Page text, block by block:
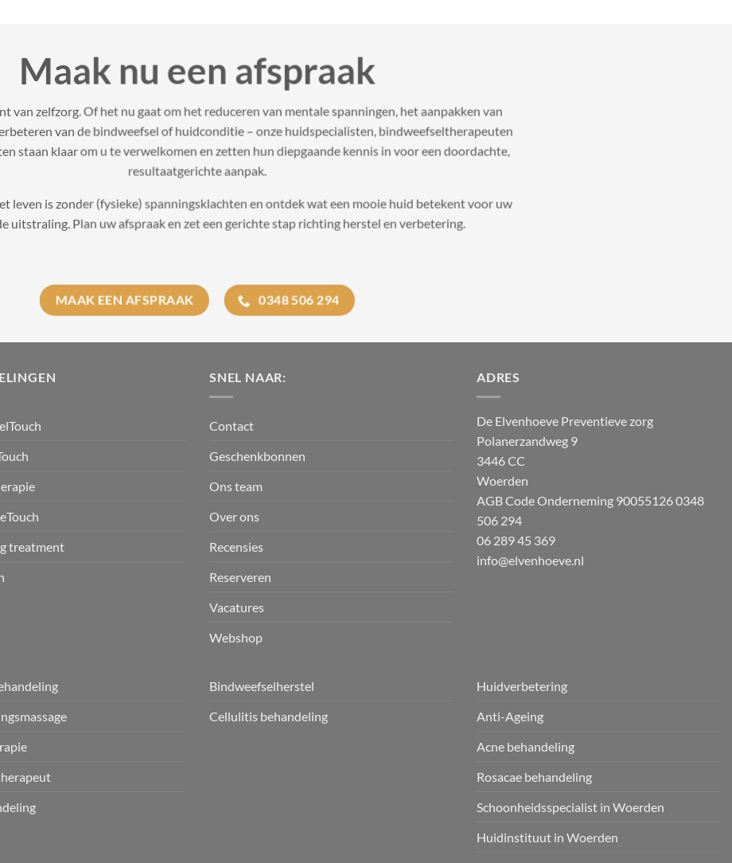
Maak nu een afspraak
van zelfzorg. Of het nu gaat om het reduceren van mentale spanningen, het aanpakken van
van de bindweefsel of huidconditie – onze huidspecialisten, bindweefseltherapeuten
staan klaar om u te verwelkomen en zetten hun diepgaande kennis in voor een doordachte,
resultaatgerichte aanpak.
leven is zonder (fysieke) spanningsklachten en ontdek wat een mooie huid betekent voor uw
uitstraling. Plan uw afspraak en zet een gerichte stap richting herstel en verbetering.
MAAK EEN AFSPRAAK 0348 506 294
treatment
SNEL NAAR:
Contact
Geschenkbonnen
Ons team
Over ons
Recensies
Reserveren
Vacatures
Webshop
ADRES
De Elvenhoeve Preventieve zorg
Polanerzandweg 9
3446 CC
Woerden
AGB Code Onderneming 900551260348
506 294
06 289 45 369
info@elvenhoeve.nl
Bindweefselherstel
Cellulitis behandeling
Huidverbetering
Anti-Ageing
Acne behandeling
Rosacae behandeling
Schoonheidsspecialist in Woerden
Huidinstituut in Woerden